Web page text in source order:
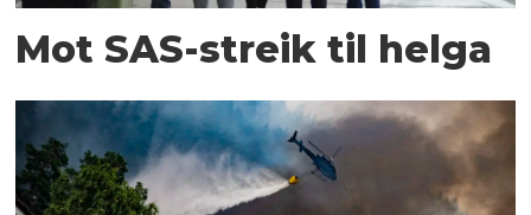
Mot SAS-streik til helga